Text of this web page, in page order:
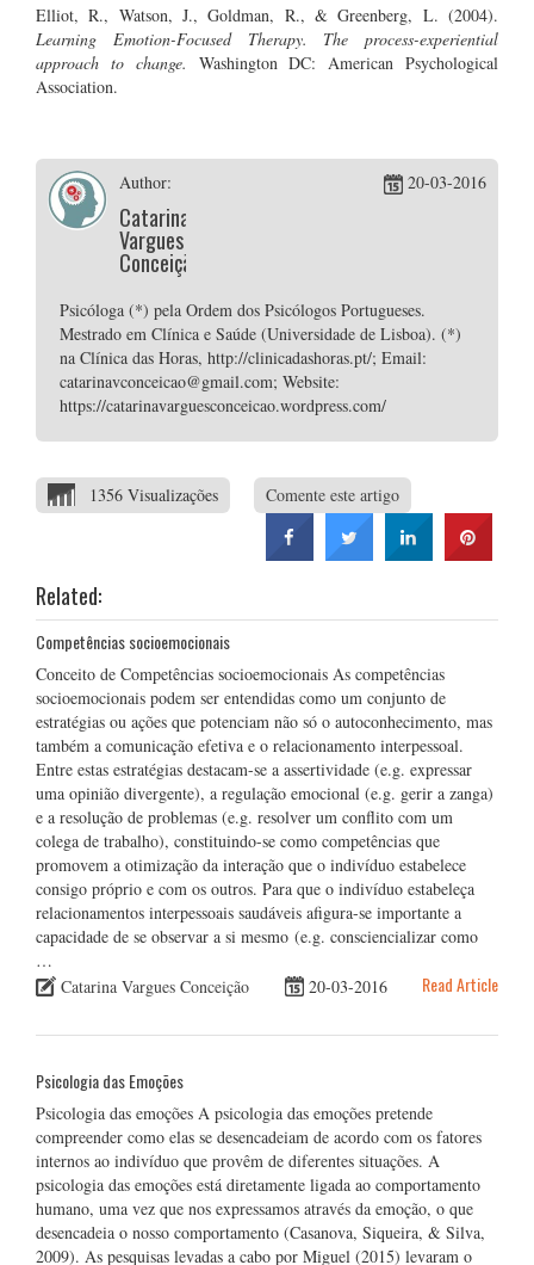
Elliot, R., Watson, J., Goldman, R., & Greenberg, L. (2004).
Learning Emotion-Focused Therapy. The process-experiential
approach to change. Washington DC: American Psychological
Association.
Author:
Catarina
Vargues
Conceição
20-03-2016
Psicóloga (*) pela Ordem dos Psicólogos Portugueses.
Mestrado em Clínica e Saúde (Universidade de Lisboa). (*)
na Clínica das Horas, http://clinicadashoras.pt/; Email:
catarinavconceicao@gmail.com; Website:
https://catarinavarguesconceicao.wordpress.com/
1356 Visualizações Comente este artigo
Related:
Competências socioemocionais
Conceito de Competências socioemocionais As competências
socioemocionais podem ser entendidas como um conjunto de
estratégias ou ações que potenciam não só o autoconhecimento, mas
também a comunicação efetiva e o relacionamento interpessoal.
Entre estas estratégias destacam-se a assertividade (e.g. expressar
uma opinião divergente), a regulação emocional (e.g. gerir a zanga)
e a resolução de problemas (e.g. resolver um conflito com um
colega de trabalho), constituindo-se como competências que
promovem a otimização da interação que o indivíduo estabelece
consigo próprio e com os outros. Para que o indivíduo estabeleça
relacionamentos interpessoais saudáveis afigura-se importante a
capacidade de se observar a si mesmo (e.g. consciencializar como
…
Catarina Vargues Conceição
20-03-2016 Read Article
Psicologia das Emoções
Psicologia das emoções A psicologia das emoções pretende
compreender como elas se desencadeiam de acordo com os fatores
internos ao indivíduo que provêm de diferentes situações. A
psicologia das emoções está diretamente ligada ao comportamento
humano, uma vez que nos expressamos através da emoção, o que
desencadeia o nosso comportamento (Casanova, Siqueira, & Silva,
2009). As pesquisas levadas a cabo por Miguel (2015) levaram o